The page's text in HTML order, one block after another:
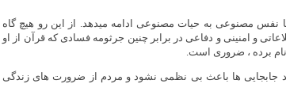
نفس مصنوعی به حیات مصنوعی ادامه میدهد. از این رو هیچ گاه
و امنینی و دفاعی در برابر چنین جرثومه فسادی که قرآن از او
جابجایی ها باعث بی نظمی نشود و مردم از ضرورت های زندگی